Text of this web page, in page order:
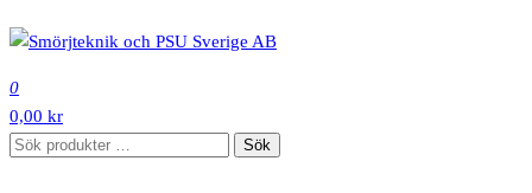
till
innehåll
0
0,00 kr
Sök
Sök